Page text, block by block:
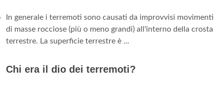
In generale i terremoti sono causati da improvvisi movimenti
di masse rocciose (più o meno grandi) all'interno della crosta
terrestre. La superficie terrestre è ...
Chi era il dio dei terremoti?